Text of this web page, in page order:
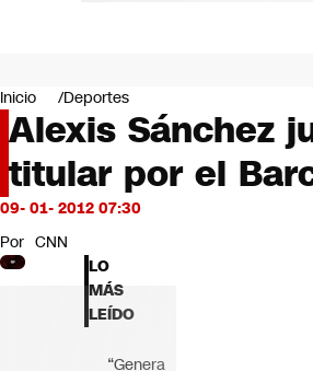
Negocios
Deportes
Programas completos
Cultura
Servicios
Bits
CNN Data
CNN tiempo
Futuro 360
Inicio Deportes
Alexis Sánchez
titular por el
09- 01- 2012 07:30
Por CNN
LO
MÁS
LEÍDO
“Genera